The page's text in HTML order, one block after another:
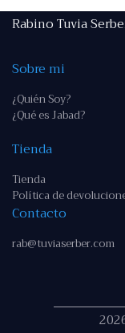
Rabino Tuvia
Sobre mi
¿Quién Soy?
¿Qué es Jabad?
Tienda
Tienda
Política de
Contacto
rab@tuviaserber.com